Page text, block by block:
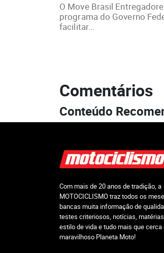
O Move Brasil
programa do Governo
facilitar...
Comentários
Conteúdo
Com mais de 20 anos de tradição, a
MOTOCICLISMO traz todos os
bancas muita informação de
testes criteriosos, notícias,
estilo de vida e tudo mais que cerca
maravilhoso Planeta Moto!